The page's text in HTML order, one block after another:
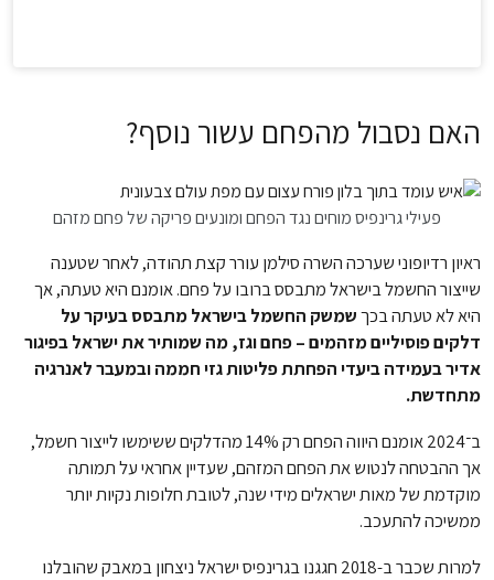
האם נסבול מהפחם עשור נוסף?
פעילי גרינפיס מוחים נגד הפחם ומונעים פריקה של פחם מזהם
ראיון רדיופוני שערכה השרה סילמן עורר קצת תהודה, לאחר שטענה
שייצור החשמל בישראל מתבסס ברובו על פחם. אומנם היא טעתה, אך
היא לא טעתה בכךשמשק החשמל בישראל מתבסס בעיקר על
דלקים פוסיליים מזהמים – פחם וגז, מה שמותיר את ישראל בפיגור
אדיר בעמידה ביעדי הפחתת פליטות גזי חממה ובמעבר לאנרגיה
מתחדשת.
ב־2024 אומנם היווה הפחם רק 14% מהדלקים ששימשו לייצור חשמל,
אך ההבטחה לנטוש את הפחם המזהם, שעדיין אחראי על תמותה
מוקדמת של מאות ישראלים מידי שנה, לטובת חלופות נקיות יותר
ממשיכה להתעכב.
למרות שכבר ב-2018 חגגנו בגרינפיס ישראל ניצחון במאבק שהובלנו